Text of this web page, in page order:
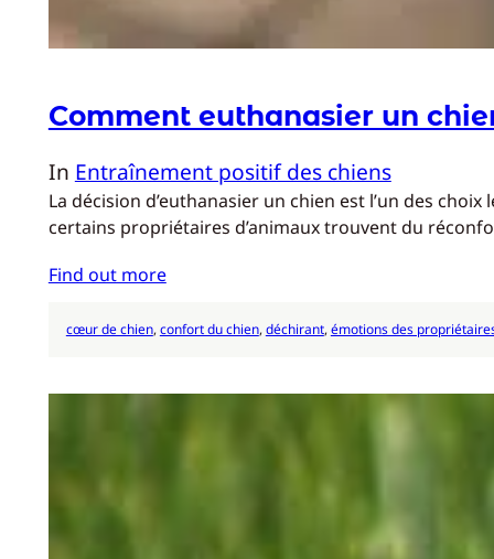
Comment euthanasier un
In Entraînement positif des chiens
La décision d’euthanasier un chien est l’un des
certains propriétaires d’animaux trouvent du
Find out more
cœur de chien, confort du chien, déchirant, émotions des